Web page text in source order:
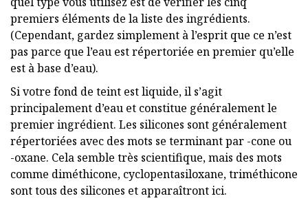
premiers éléments de la liste des ingrédients.
(Cependant, gardez simplement à l’esprit que ce n’est
pas parce que l’eau est répertoriée en premier qu’elle
est à base d’eau).
Si votre fond de teint est liquide, il s’agit
principalement d’eau et constitue généralement le
premier ingrédient. Les silicones sont généralement
répertoriées avec des mots se terminant par -cone ou
-oxane. Cela semble très scientifique, mais des mots
comme diméthicone, cyclopentasiloxane, triméthicone
sont tous des silicones et apparaîtront ici.